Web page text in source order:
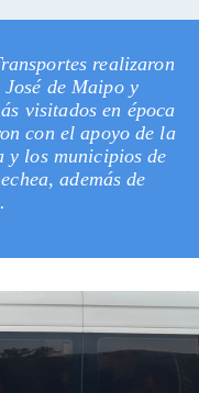
realizaron
José de Maipo y
visitados en época
con el apoyo de la
los municipios de
además de